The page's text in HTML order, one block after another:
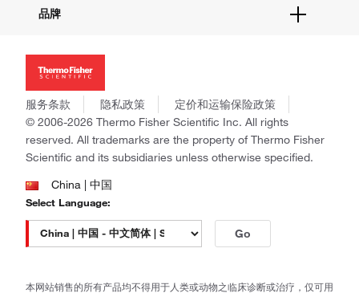
社交媒体
招聘
新闻
社会责任
商标
政策和通知
品牌
Applied Biosystems
Invitrogen
Gibco
Ion Torrent
Unity Lab Services
Patheon
PPD
服务条款 隐私政策
定价和运输保险政策
© 2006-2026 Thermo Fisher Scientific Inc. All rights
reserved. All trademarks are the property of Thermo Fisher
Scientific and its subsidiaries unless otherwise specified.
China | 中国
Select Language:
Go
本网站销售的所有产品均不得用于人类或动物之临床诊断或治疗，仅可用